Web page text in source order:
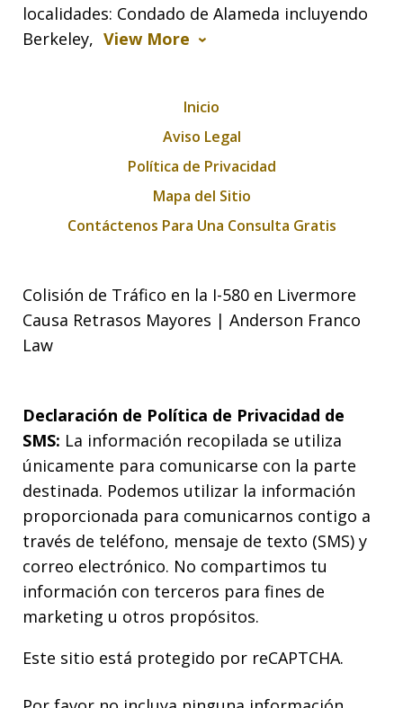
localidades: Condado de Alameda incluyendo
Berkeley, View More
Inicio
Aviso Legal
Política de Privacidad
Mapa del Sitio
Contáctenos Para Una Consulta Gratis
Colisión de Tráfico en la I-580 en Livermore
Causa Retrasos Mayores | Anderson Franco
Law
Declaración de Política de Privacidad de
SMS: La información recopilada se utiliza
únicamente para comunicarse con la parte
destinada. Podemos utilizar la información
proporcionada para comunicarnos contigo a
través de teléfono, mensaje de texto (SMS) y
correo electrónico. No compartimos tu
información con terceros para fines de
marketing u otros propósitos.
Este sitio está protegido por reCAPTCHA.